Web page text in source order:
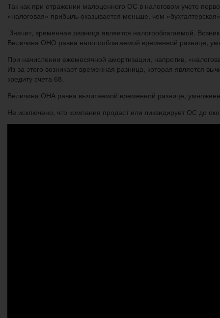
Так как при отражении малоценного ОС в налоговом учете
«налоговая» прибыль оказывается меньше, чем
Значит, временная разница является налогооблагаемой.
Величина ОНО равна налогооблагаемой временной разнице,
При начислении ежемесячной амортизации, напротив,
Из-за этого возникает временная разница, которая является
кредиту счета 68.
Величина ОНА равна вычитаемой временной разнице,
Не исключено, что компания продаст или ликвидирует ОС до